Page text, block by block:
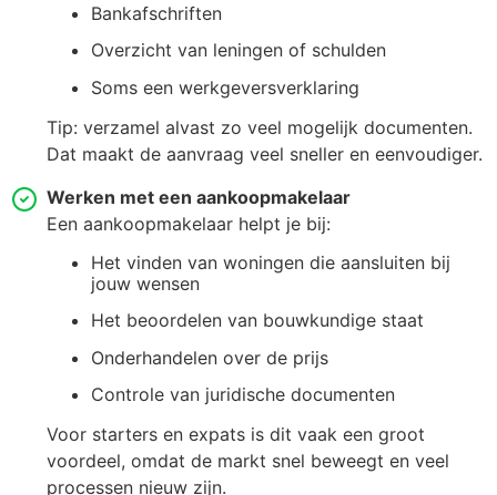
Bankafschriften
Overzicht van leningen of schulden
Soms een werkgeversverklaring
Tip: verzamel alvast zo veel mogelijk documenten.
Dat maakt de aanvraag veel sneller en eenvoudiger.
Werken met een aankoopmakelaar
Een aankoopmakelaar helpt je bij:
Het vinden van woningen die aansluiten bij
jouw wensen
Het beoordelen van bouwkundige staat
Onderhandelen over de prijs
Controle van juridische documenten
Voor starters en expats is dit vaak een groot
voordeel, omdat de markt snel beweegt en veel
processen nieuw zijn.